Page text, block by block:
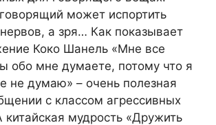
может испортить
а зря… Как показывает
Коко Шанель «Мне все
обо мне думаете, потому что я
не думаю» – очень полезная
с классом агрессивных
китайская мудрость «Дружить